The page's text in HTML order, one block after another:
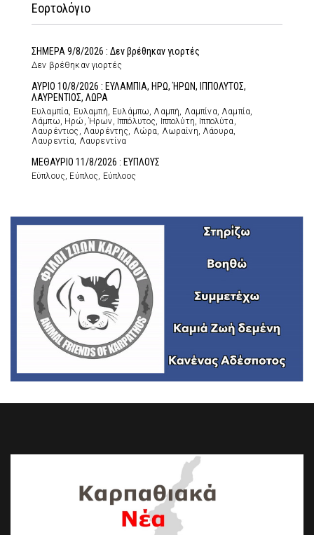
Εορτολόγιο
ΣΗΜΕΡΑ 9/8/2026 : Δεν βρέθηκαν γιορτές
Δεν βρέθηκαν γιορτές
ΑΥΡΙΟ 10/8/2026 : ΕΥΛΑΜΠΙΑ, ΗΡΩ, ΉΡΩΝ, ΙΠΠΟΛΥΤΟΣ,
ΛΑΥΡΕΝΤΙΟΣ, ΛΩΡΑ
Ευλαμπία, Ευλαμπή, Ευλάμπω, Λαμπή, Λαμπίνα, Λαμπία,
Λάμπω, Ηρώ, Ήρων, Ιππόλυτος, Ιππολύτη, Ιππολύτα,
Λαυρέντιος, Λαυρέντης, Λώρα, Λωραίνη, Λάουρα,
Λαυρεντία, Λαυρεντίνα
ΜΕΘΑΥΡΙΟ 11/8/2026 : ΕΥΠΛΟΥΣ
Εύπλους, Εύπλος, Εύπλοος